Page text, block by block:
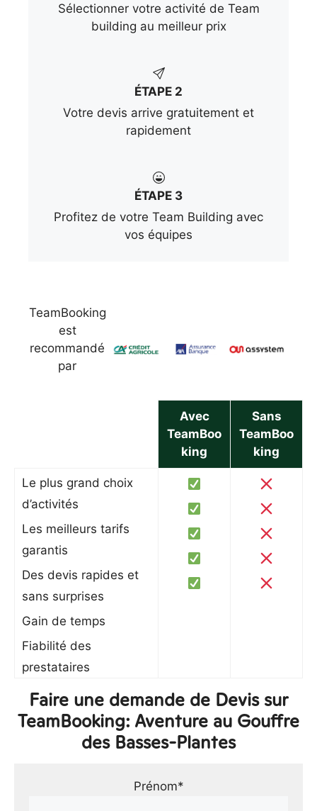
Sélectionner votre activité de Team
building au meilleur prix
ÉTAPE 2
Votre devis arrive gratuitement et
rapidement
ÉTAPE 3
Profitez de votre Team Building avec
vos équipes
TeamBooking
est
recommandé
par
Avec
TeamBoo
king
Sans
TeamBoo
king
Le plus grand choix
d’activités
Les meilleurs tarifs
garantis
Des devis rapides et
sans surprises
Gain de temps
Fiabilité des
prestataires
Faire une demande de Devis sur
TeamBooking: Aventure au Gouffre
des Basses-Plantes
Prénom*